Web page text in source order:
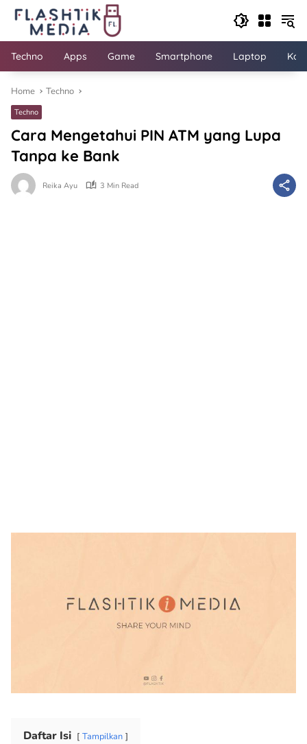
Skip
content
Techno Apps Game Smartphone Laptop
Home Techno
Techno
Cara Mengetahui PIN ATM yang Lupa
Tanpa ke Bank
Reika Ayu 3 Min Read
Daftar Isi Tampilkan